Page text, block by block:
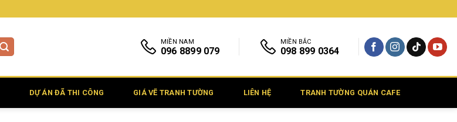
MIỀN NAM
096 8899 079
MIỀN BẮC
098 899 0364
DỰ ÁN ĐÃ THI CÔNG GIÁ VẼ TRANH TƯỜNG LIÊN HỆ TRANH TƯỜNG QUÁN CAFE